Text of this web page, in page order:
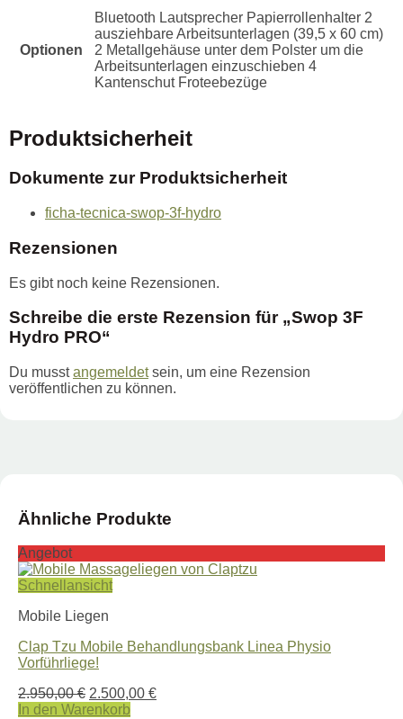
Optionen
Bluetooth Lautsprecher Papierrollenhalter 2
ausziehbare Arbeitsunterlagen (39,5 x 60 cm)
2 Metallgehäuse unter dem Polster um die
Arbeitsunterlagen einzuschieben 4
Kantenschut Froteebezüge
Produktsicherheit
Dokumente zur Produktsicherheit
ficha-tecnica-swop-3f-hydro
Rezensionen
Es gibt noch keine Rezensionen.
Schreibe die erste Rezension für „Swop 3F
Hydro PRO“
Du musstangemeldetsein, um eine Rezension
veröffentlichen zu können.
Ähnliche Produkte
Angebot
Schnellansicht
Mobile Liegen
Clap Tzu Mobile Behandlungsbank Linea Physio
Vorführliege!
2.950,00€ Ursprünglicher
Preis
2.500,00 €Aktueller
In den Warenkorb